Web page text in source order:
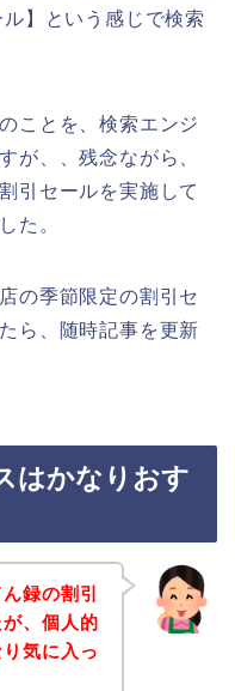
】という感じで検索
ことを、検索エンジ
が、、残念ながら、
引セールを実施して
た。
の季節限定の割引セ
ら、随時記事を更新
はかなりおす
録の割引
、個人的
気に入っ